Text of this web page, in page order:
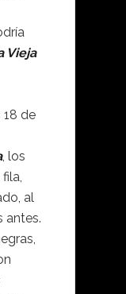
Vieja
18 de
, los
al
antes.